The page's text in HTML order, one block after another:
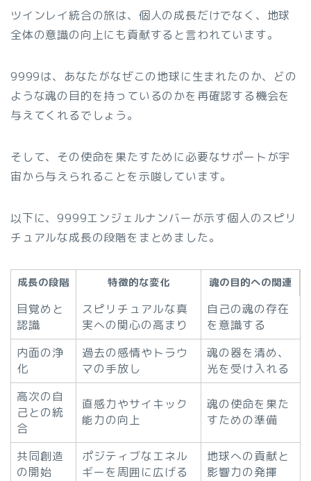
ツインレイ統合の旅は、個人の成長だけでなく、地球
全体の意識の向上にも貢献すると言われています。
9999は、あなたがなぜこの地球に生まれたのか、どの
ような魂の目的を持っているのかを再確認する機会を
与えてくれるでしょう。
そして、その使命を果たすために必要なサポートが宇
宙から与えられることを示唆しています。
以下に、9999エンジェルナンバーが示す個人のスピリ
チュアルな成長の段階をまとめました。
成長の段階 特徴的な変化 魂の目的への関連
目覚めと
認識
スピリチュアルな真
実への関心の高まり
自己の魂の存在
を意識する
内面の浄
化
過去の感情やトラウ
マの手放し
魂の器を清め、
光を受け入れる
高次の自
己との統
合
直感力やサイキック
能力の向上
魂の使命を果た
すための準備
共同創造
の開始
ポジティブなエネル
ギーを周囲に広げる
地球への貢献と
影響力の発揮